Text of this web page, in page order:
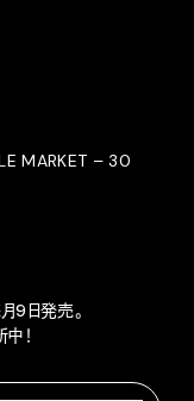
MARKET – 30
9日発売。
！